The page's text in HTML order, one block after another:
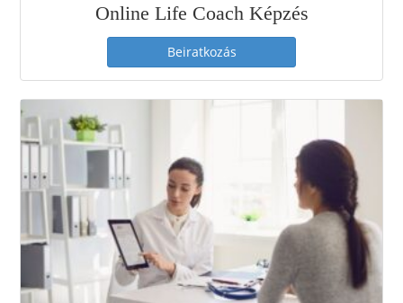
Online Life Coach Képzés
Beiratkozás